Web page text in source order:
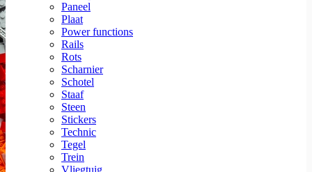
Paneel
Plaat
Power functions
Rails
Rots
Scharnier
Schotel
Staaf
Steen
Stickers
Technic
Tegel
Trein